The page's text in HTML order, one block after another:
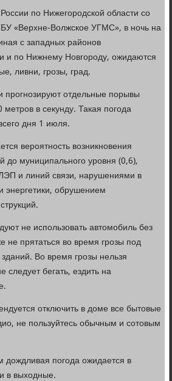
по Нижегородской области со
«Верхне-Волжское УГМС», в ночь на
с западных районов
и по Нижнему Новгороду, ожидаются
ливни, грозы, град.
прогнозируют отдельные порывы
в секунду. Такая погода
дня 1 июля.
вероятность возникновения
до муниципального уровня (0,6),
и линий связи, нарушениями в
энергетики, обрушением
не использовать автомобиль без
не прятаться во время грозы под
Во время грозы нельзя
следует бегать, ездить на
отключить в доме все бытовые
не пользуйтесь обычным и сотовым
погода ожидается в
в выходные.